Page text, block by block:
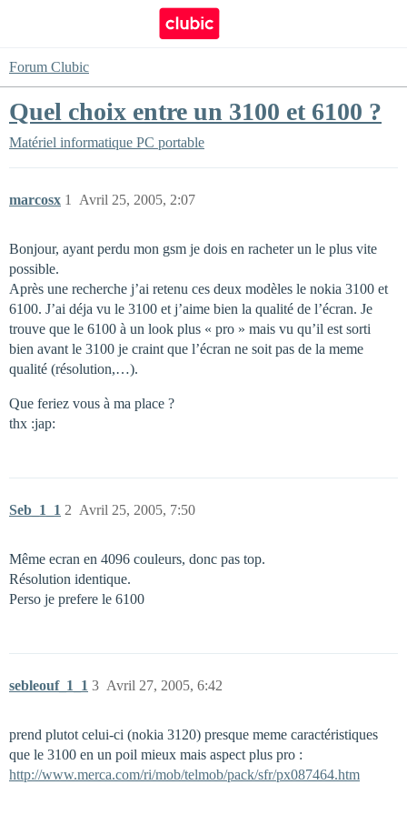
Forum Clubic
Quel choix entre un 3100 et 6100 ?
Matériel informatique PC portable
marcosx Avril 25, 2005, 2:07
1
Bonjour, ayant perdu mon gsm je dois en racheter un le plus vite
possible.
Après une recherche j’ai retenu ces deux modèles le nokia 3100 et
6100. J’ai déja vu le 3100 et j’aime bien la qualité de l’écran. Je
trouve que le 6100 à un look plus « pro » mais vu qu’il est sorti
bien avant le 3100 je craint que l’écran ne soit pas de la meme
qualité (résolution,…).
Que feriez vous à ma place ?
thx :jap:
Seb_1_1 Avril 25, 2005, 7:50
2
Même ecran en 4096 couleurs, donc pas top.
Résolution identique.
Perso je prefere le 6100
sebleouf_1_1 Avril 27, 2005, 6:42
3
prend plutot celui-ci (nokia 3120) presque meme caractéristiques
que le 3100 en un poil mieux mais aspect plus pro :
http://www.merca.com/ri/mob/telmob/pack/sfr/px087464.htm